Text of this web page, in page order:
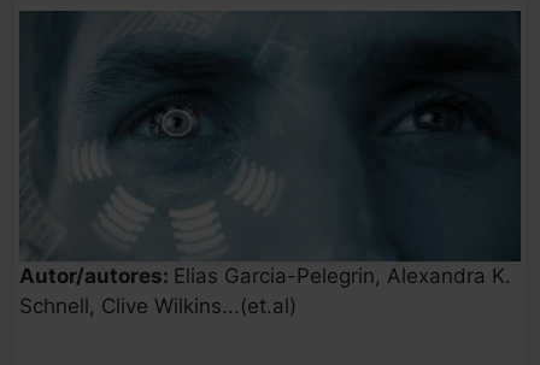
Autor/autores: Elias Garcia-Pelegrin, Alexandra K.
Schnell, Clive Wilkins...(et.al)